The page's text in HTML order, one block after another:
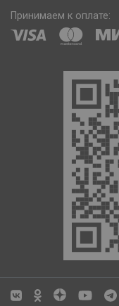
Принимаем к оплате: